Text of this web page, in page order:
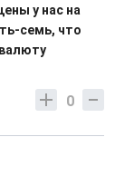
у нас на
семь, что
0